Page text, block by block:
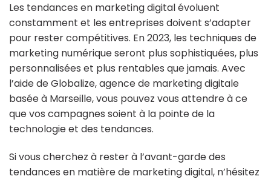
Les tendances en marketing digital évoluent
constamment et les entreprises doivent s’adapter
pour rester compétitives. En 2023, les techniques de
marketing numérique seront plus sophistiquées, plus
personnalisées et plus rentables que jamais. Avec
l’aide de Globalize, agence de marketing digitale
basée à Marseille, vous pouvez vous attendre à ce
que vos campagnes soient à la pointe de la
technologie et des tendances.
Si vous cherchez à rester à l’avant-garde des
tendances en matière de marketing digital, n’hésitez